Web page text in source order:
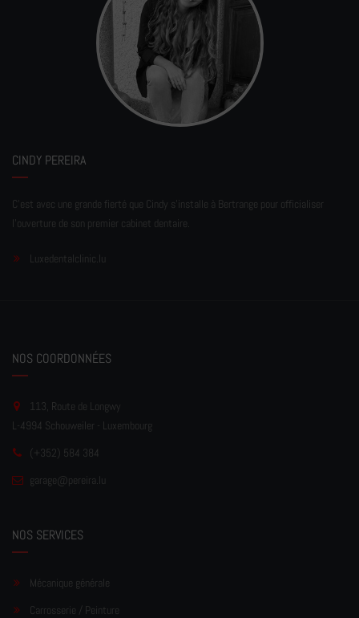
CINDY PEREIRA
C'est avec une grande fierté que Cindy s'installe à Bertrange pour officialiser
l'ouverture de son premier cabinet dentaire.
Luxedentalclinic.lu
NOS COORDONNÉES
113, Route de Longwy
L-4994 Schouweiler - Luxembourg
(+352) 584 384
garage@pereira.lu
NOS SERVICES
Mécanique générale
Carrosserie / Peinture